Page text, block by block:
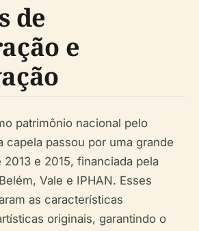
de
e
patrimônio nacional pelo
capela passou por uma grande
e 2015, financiada pela
Vale e IPHAN. Esses
as características
originais, garantindo o